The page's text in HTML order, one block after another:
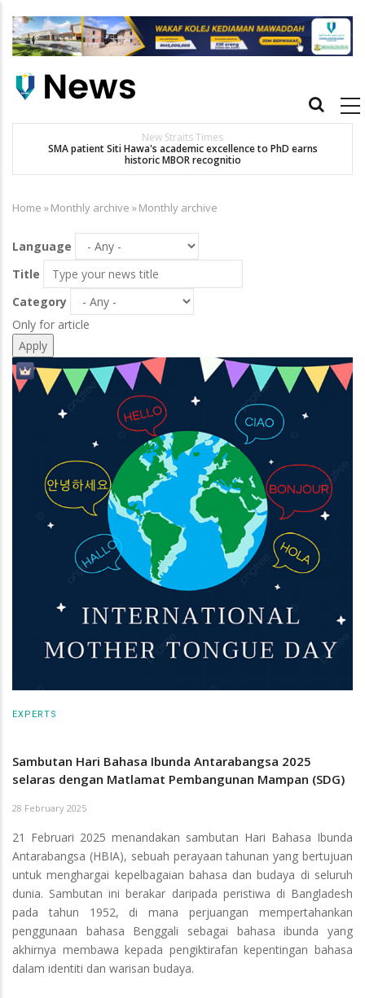
main
Main
New Straits Times
SMA patient Siti Hawa's academic excellence to PhD earns
historic MBOR recognitio
Breadcrumb
Home »Monthly archive »Monthly archive
Language
Title
Category
Only for article
EXPERTS
Sambutan Hari Bahasa Ibunda Antarabangsa 2025
selaras dengan Matlamat Pembangunan Mampan (SDG)
28 February 2025
21 Februari 2025 menandakan sambutan Hari Bahasa Ibunda
Antarabangsa (HBIA), sebuah perayaan tahunan yang bertujuan
untuk menghargai kepelbagaian bahasa dan budaya di seluruh
dunia. Sambutan ini berakar daripada peristiwa di Bangladesh
pada tahun 1952, di mana perjuangan mempertahankan
penggunaan bahasa Benggali sebagai bahasa ibunda yang
akhirnya membawa kepada pengiktirafan kepentingan bahasa
dalam identiti dan warisan budaya.